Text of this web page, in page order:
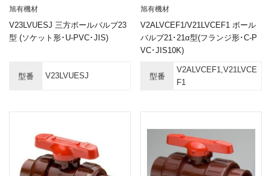
旭有機材
V23LVUESJ 三方ボールバルブ23
型 (ソケット形･U-PVC･JIS)
型番 V23LVUESJ
旭有機材
V2ALVCEF1/V21LVCEF1 ボール
バルブ21･21α型(フランジ形･C-P
VC･JIS10K)
型番
V2ALVCEF1,V21LVCE
F1